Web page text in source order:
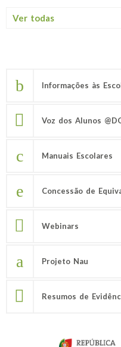
Ver todas
Informações às
Voz dos Alunos
Manuais Escolares
Concessão de
Webinars
Projeto Nau
Resumos de